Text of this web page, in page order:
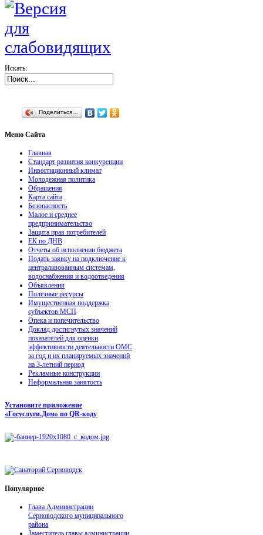
Искать:
Поделиться…
Меню Сайта
Главная
Стандарт развития конкуренции
Инвестиционный климат
Молодежная политика
Обращения
Карта сайта
Безопасность
Малое и среднее
предпринимательство
Защита прав потребителей
ЕК по ДНВ
Отчеты об исполнении бюджета
Подать заявку на подключение к
централизованным системам,
водоснабжения и водоотведения
Объявления
Полезные ресурсы
Имущественная поддержка
субъектов МСП
Опека и попечительство
Доклад достигнутых значений
показателей для оценки
эффективности деятельности ОМС
за год и их планируемых значений
на 3-летний период
Рекламные конструкции
Неформальная занятость
Установите приложение
«Госуслуги.Дом» по QR-коду
Популярное
Глава Администрации
Серноводского муниципального
района
Заместитель главы администрации